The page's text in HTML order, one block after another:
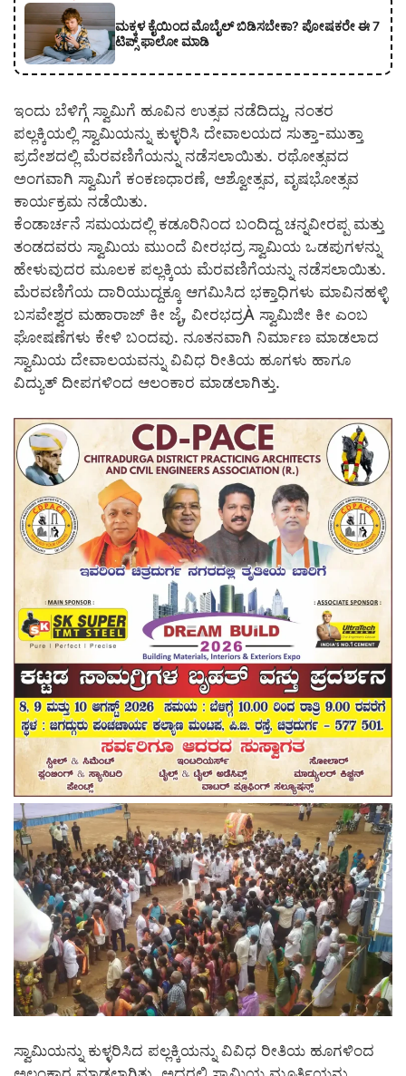
ಮಕ್ಕಳ ಕೈಯಿಂದ ಮೊಬೈಲ್ ಬಿಡಿಸಬೇಕಾ? ಪೋಷಕರೇ ಈ 7
ಟಿಪ್ಸ್ ಫಾಲೋ ಮಾಡಿ
ಇಂದು ಬೆಳಿಗ್ಗೆ ಸ್ವಾಮಿಗೆ ಹೂವಿನ ಉತ್ಸವ ನಡೆದಿದ್ದು, ನಂತರ
ಪಲ್ಲಕ್ಕಿಯಲ್ಲಿ ಸ್ವಾಮಿಯನ್ನು ಕುಳ್ಳರಿಸಿ ದೇವಾಲಯದ ಸುತ್ತಾ-ಮುತ್ತಾ
ಪ್ರದೇಶದಲ್ಲಿ ಮೆರವಣಿಗೆಯನ್ನು ನಡೆಸಲಾಯಿತು. ರಥೋತ್ಸವದ
ಅಂಗವಾಗಿ ಸ್ವಾಮಿಗೆ ಕಂಕಣಧಾರಣೆ, ಆಶ್ವೋತ್ಸವ, ವೃಷಭೋತ್ಸವ
ಕಾರ್ಯಕ್ರಮ ನಡೆಯಿತು.
ಕೆಂಡಾರ್ಚನೆ ಸಮಯದಲ್ಲಿ ಕಡೂರಿನಿಂದ ಬಂದಿದ್ದ ಚನ್ನವೀರಪ್ಪ ಮತ್ತು
ತಂಡದವರು ಸ್ವಾಮಿಯ ಮುಂದೆ ವೀರಭದ್ರ ಸ್ವಾಮಿಯ ಒಡಪುಗಳನ್ನು
ಹೇಳುವುದರ ಮೂಲಕ ಪಲ್ಲಕ್ಕಿಯ ಮೆರವಣಿಗೆಯನ್ನು ನಡೆಸಲಾಯಿತು.
ಮೆರವಣಿಗೆಯ ದಾರಿಯುದ್ದಕ್ಕೂ ಆಗಮಿಸಿದ ಭಕ್ತಾಧಿಗಳು ಮಾವಿನಹಳ್ಳಿ
ಬಸವೇಶ್ವರ ಮಹಾರಾಜ್ ಕೀ ಜೈ, ವೀರಭದ್ರÀ ಸ್ವಾಮಿಜೀ ಕೀ ಎಂಬ
ಘೋಷಣೆಗಳು ಕೇಳಿ ಬಂದವು. ನೂತನವಾಗಿ ನಿರ್ಮಾಣ ಮಾಡಲಾದ
ಸ್ವಾಮಿಯ ದೇವಾಲಯವನ್ನು ವಿವಿಧ ರೀತಿಯ ಹೂಗಳು ಹಾಗೂ
ವಿದ್ಯುತ್ ದೀಪಗಳಿಂದ ಆಲಂಕಾರ ಮಾಡಲಾಗಿತ್ತು.
ಸ್ವಾಮಿಯನ್ನು ಕುಳ್ಳರಿಸಿದ ಪಲ್ಲಕ್ಕಿಯನ್ನು ವಿವಿಧ ರೀತಿಯ ಹೂಗಳಿಂದ